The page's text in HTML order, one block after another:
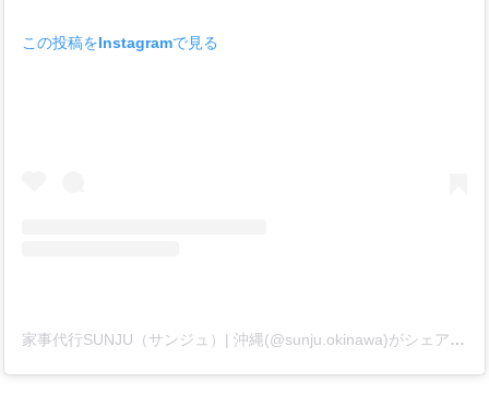
この投稿をInstagramで見る
家事代行SUNJU（サンジュ）| 沖縄(@sunju.okinawa)がシェアした投稿